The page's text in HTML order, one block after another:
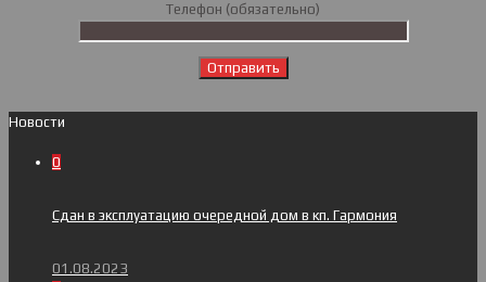
Телефон (обязательно)
Новости
0
Сдан в эксплуатацию очередной дом в кп. Гармония
01.08.2023